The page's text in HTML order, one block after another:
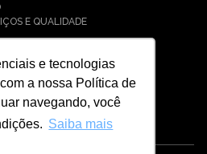
e tecnologias
a nossa Política de
navegando, você
Saiba mais
E QUALIDADE